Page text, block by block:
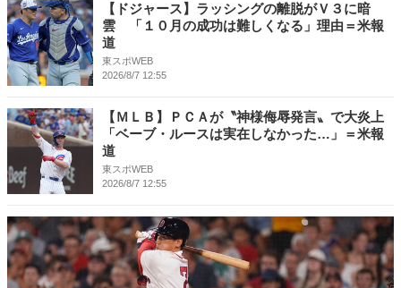
【ドジャース】ラッシングの離脱がＶ３に暗
雲 「１０月の成功は難しくなる」理由＝米報
道
東スポWEB
2026/8/7 12:55
【ＭＬＢ】ＰＣＡが〝神様侮辱発言〟で大炎上
「ベーブ・ルースは実在しなかった…」＝米報
道
東スポWEB
2026/8/7 12:55